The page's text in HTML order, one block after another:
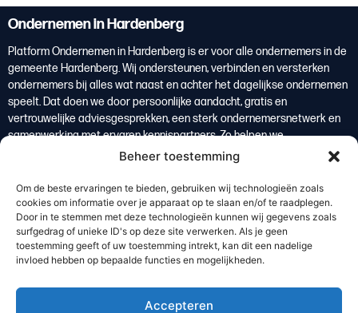
Beheer toestemming
Om de beste ervaringen te bieden, gebruiken wij technologieën zoals
cookies om informatie over je apparaat op te slaan en/of te raadplegen.
Door in te stemmen met deze technologieën kunnen wij gegevens zoals
surfgedrag of unieke ID's op deze site verwerken. Als je geen
toestemming geeft of uw toestemming intrekt, kan dit een nadelige
invloed hebben op bepaalde functies en mogelijkheden.
Accepteren
Ondernemen in Hardenberg
Platform Ondernemen in Hardenberg is er voor alle ondernemers in de
gemeente Hardenberg. Wij ondersteunen, verbinden en versterken
ondernemers bij alles wat naast en achter het dagelijkse ondernemen
speelt. Dat doen we door persoonlijke aandacht, gratis en
vertrouwelijke adviesgesprekken, een sterk ondernemersnetwerk en
samenwerking met ervaren kennispartners. Zo helpen we
ondernemers om overzicht te krijgen, weloverwogen keuzes te maken
en zijn daarmee een belangrijke bron van welvaart voor de regio
Hardenberg.
Lees meer
De kracht van de regio
Bedrijventerreinen